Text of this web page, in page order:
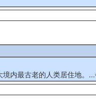
内最古老的人类居住地。...